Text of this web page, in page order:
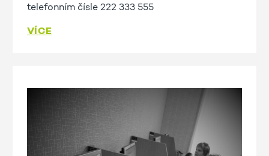
telefonním čísle 222 333 555
VÍCE